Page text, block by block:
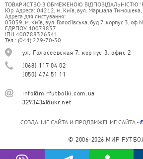
© 2006-2026 МИР
ТОВАРИСТВО З ОБМЕЖЕНОЮ ВІДПОВІДАЛЬНІСТЮ
Юр. Адреса: 04212, м. Київ, вул. Маршала Тимошека,
Адреса для листування:
03039, м. Київ, вул. Голосіївська, буд 7, корпус 3,
ЕДРПОУ 40078837
ІПН 400788326541
Тел.: (044) 229-70-30
ул. Голосеевская 7, корпус 3, офис 2
(068) 117 04 02
(050) 474 51 11
info@mirfutbolki.com.ua
3293434@ukr.net
СОЗДАНИЕ САЙТА И ПРОДВИЖЕНИЕ САЙТА -